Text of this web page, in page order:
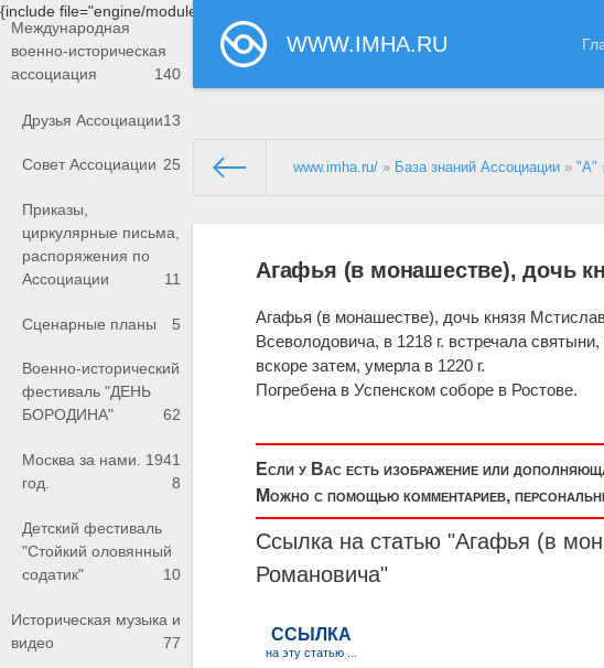
{include file="engine/modules/saperu/head.php"}
WWW.IMHA.RU
Международная
военно-историческая
ассоциация
140
Друзья Ассоциации13
Совет Ассоциации 25
Приказы,
циркулярные письма,
распоряжения по
Ассоциации
11
Сценарные планы 5
Военно-исторический
фестиваль "ДЕНЬ
БОРОДИНА"
62
Москва за нами. 1941
год.
8
Детский фестиваль
"Стойкий оловянный
содатик"
10
Историческая музыка и
видео
77
www.imha.ru/ » База знаний Ассоциации »"А"
Агафья (в монашестве), дочь
Агафья (в монашестве), дочь князя
Всеволодовича, в 1218 г. встречала
вскоре затем, умерла в 1220 г.
Погребена в Успенском соборе в Ростове.
Если у Вас есть изображение или
Можно с помощью комментариев,
Ссылка на статью "Агафья (в
Романовича"